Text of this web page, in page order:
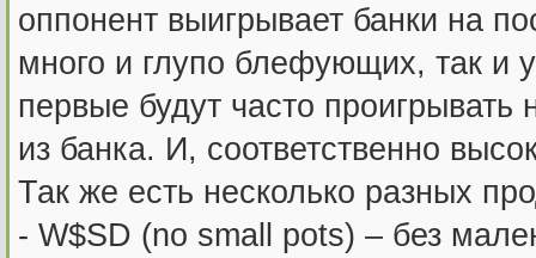
оппонент выигрывает банки на
много и глупо блефующих, так и
первые будут часто
из банка. И, соответственно
Так же есть несколько разных
- W$SD (no small pots) – без